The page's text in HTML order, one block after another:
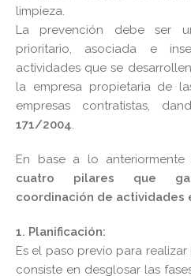
limpieza.
La prevención debe ser
prioritario, asociada e
actividades que se
la empresa propietaria de
empresas contratistas,
171/2004
En base a lo
cuatro pilares que
coordinación de actividades
1. Planificación:
Es el paso previo para
consiste en desglosar las